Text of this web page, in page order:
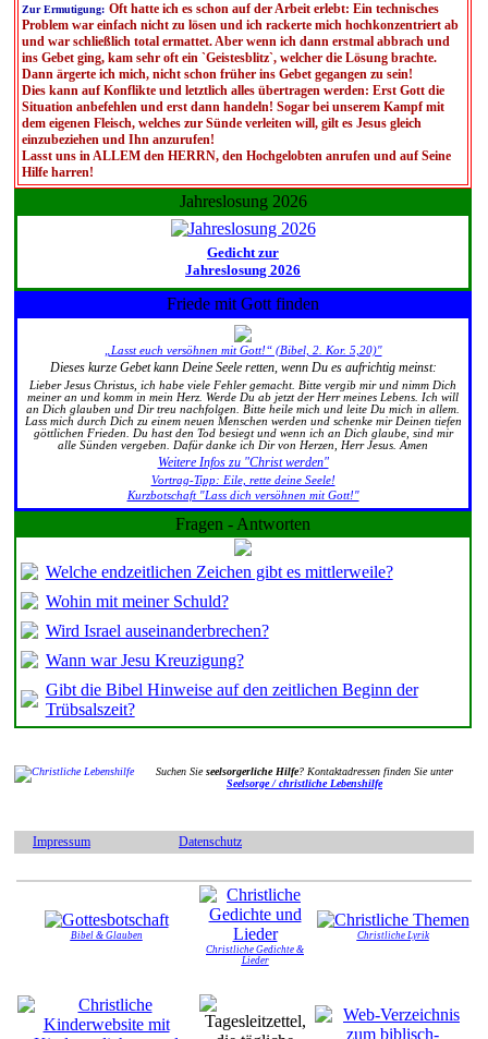
Zur Ermutigung: Oft hatte ich es schon auf der Arbeit erlebt: Ein technisches
Problem war einfach nicht zu lösen und ich rackerte mich hochkonzentriert ab
und war schließlich total ermattet. Aber wenn ich dann erstmal abbrach und
ins Gebet ging, kam sehr oft ein `Geistesblitz`, welcher die Lösung brachte.
Dann ärgerte ich mich, nicht schon früher ins Gebet gegangen zu sein!
Dies kann auf Konflikte und letztlich alles übertragen werden: Erst Gott die
Situation anbefehlen und erst dann handeln! Sogar bei unserem Kampf mit
dem eigenen Fleisch, welches zur Sünde verleiten will, gilt es Jesus gleich
einzubeziehen und Ihn anzurufen!
Lasst uns in ALLEM den HERRN, den Hochgelobten anrufen und auf Seine
Hilfe harren!
Jahreslosung 2026
Gedicht zur
Jahreslosung 2026
Friede mit Gott finden
„Lasst euch versöhnen mit Gott!“ (Bibel, 2. Kor. 5,20)"
Dieses kurze Gebet kann Deine Seele retten, wenn Du es aufrichtig meinst:
Lieber Jesus Christus, ich habe viele Fehler gemacht. Bitte vergib mir und nimm Dich
meiner an und komm in mein Herz. Werde Du ab jetzt der Herr meines Lebens. Ich will
an Dich glauben und Dir treu nachfolgen. Bitte heile mich und leite Du mich in allem.
Lass mich durch Dich zu einem neuen Menschen werden und schenke mir Deinen tiefen
göttlichen Frieden. Du hast den Tod besiegt und wenn ich an Dich glaube, sind mir
alle Sünden vergeben. Dafür danke ich Dir von Herzen, Herr Jesus. Amen
Weitere Infos zu "Christ werden"
Vortrag-Tipp: Eile, rette deine Seele!
Kurzbotschaft "Lass dich versöhnen mit Gott!"
Fragen - Antworten
Welche endzeitlichen Zeichen gibt es mittlerweile?
Wohin mit meiner Schuld?
Wird Israel auseinanderbrechen?
Wann war Jesu Kreuzigung?
Gibt die Bibel Hinweise auf den zeitlichen Beginn der
Trübsalszeit?
Suchen Sieseelsorgerliche Hilfe? Kontaktadressen finden Sie unter
Seelsorge / christliche Lebenshilfe
Impressum Datenschutz
Bibel & Glauben
Christliche Gedichte &
Lieder
Christliche Lyrik